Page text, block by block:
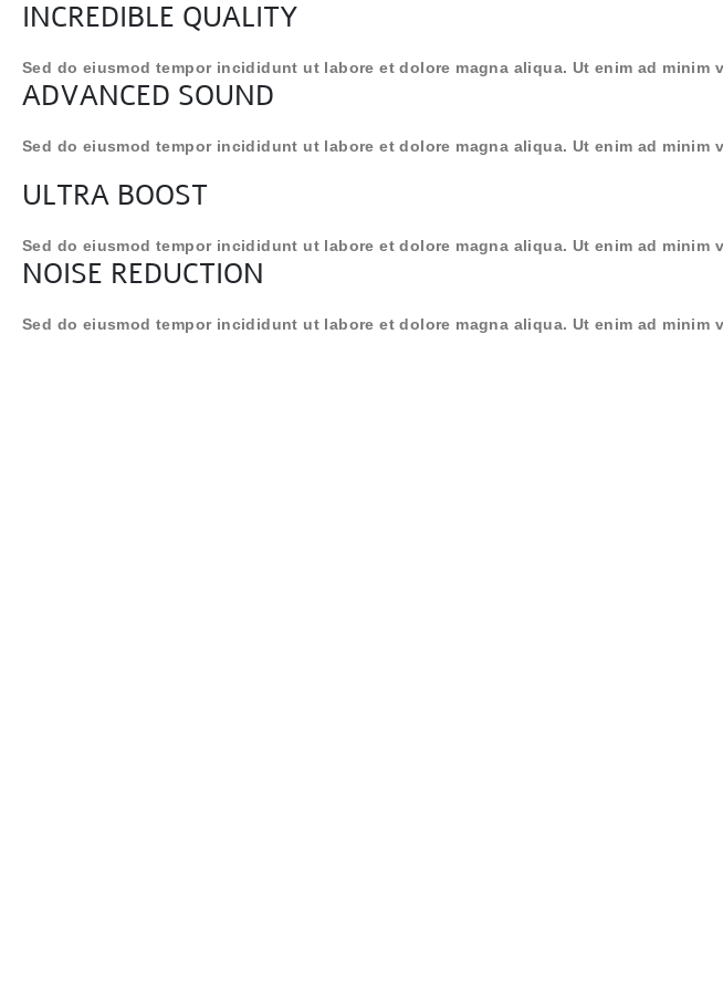
INCREDIBLE QUALITY
Sed do eiusmod tempor incididunt ut labore et dolore magna aliqua. Ut enim ad
ADVANCED SOUND
Sed do eiusmod tempor incididunt ut labore et dolore magna aliqua. Ut enim ad
ULTRA BOOST
Sed do eiusmod tempor incididunt ut labore et dolore magna aliqua. Ut enim ad
NOISE REDUCTION
Sed do eiusmod tempor incididunt ut labore et dolore magna aliqua. Ut enim ad